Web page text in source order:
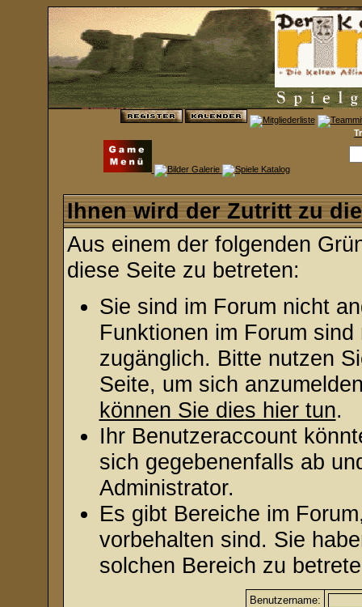
Ihnen wird der Zutritt zu
Aus einem der folgenden
diese Seite zu betreten:
Sie sind im Forum nicht
Funktionen im Forum
zugänglich. Bitte nutzen
Seite, um sich
können Sie dies hier tun.
Ihr Benutzeraccount
sich gegebenenfalls ab
Administrator.
Es gibt Bereiche im
vorbehalten sind. Sie
solchen Bereich zu
Benutzername: